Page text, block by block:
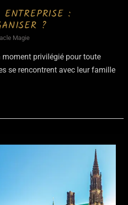
:
?
Magie
moment privilégié pour toute
se rencontrent avec leur famille